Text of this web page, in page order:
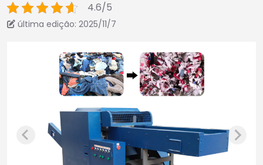
4.6/5
última edição: 2025/11/7